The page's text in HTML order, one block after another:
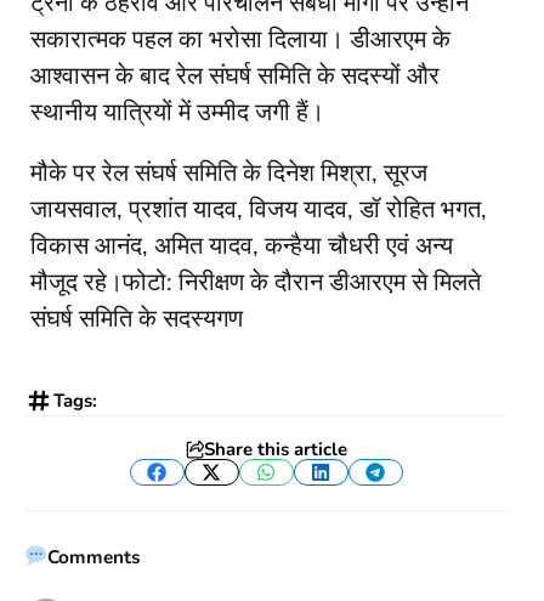
सकारात्मक पहल का भरोसा दिलाया। डीआरएम के
आश्वासन के बाद रेल संघर्ष समिति के सदस्यों और
स्थानीय यात्रियों में उम्मीद जगी हैं।
मौके पर रेल संघर्ष समिति के दिनेश मिश्रा, सूरज
जायसवाल, प्रशांत यादव, विजय यादव, डॉ रोहित भगत,
विकास आनंद, अमित यादव, कन्हैया चौधरी एवं अन्य
मौजूद रहे।फोटो: निरीक्षण के दौरान डीआरएम से मिलते
संघर्ष समिति के सदस्यगण
Tags:
Share this article
Facebook
TwitterWhatsApp
LinkedInTelegram
Comments